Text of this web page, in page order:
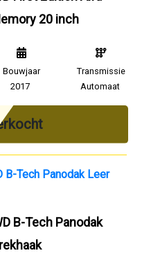
20 inch
Bouwjaar
2017
Transmissie
Automaat
B-Tech Panodak